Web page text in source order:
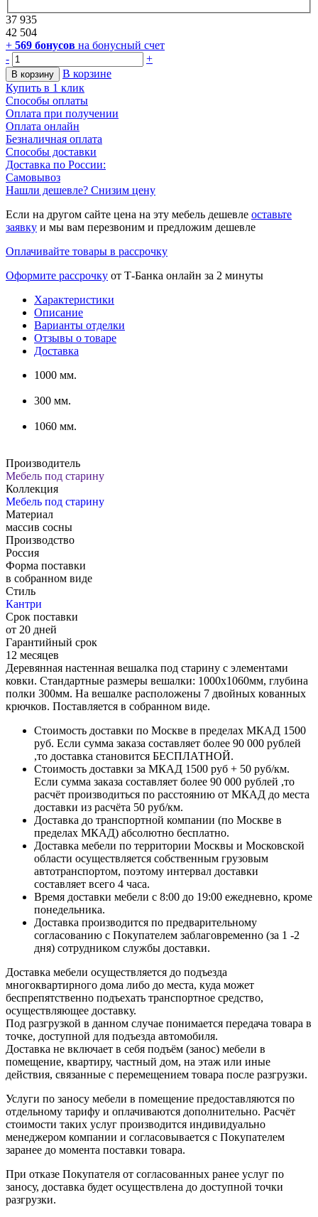
37 935
42 504
+ 569 бонусов на бонусный счет
-
+
В корзину
В корзине
Купить в 1 клик
Способы оплаты
Оплата при получении
Оплата онлайн
Безналичная оплата
Способы доставки
Доставка по России:
Самовывоз
Нашли дешевле? Снизим цену
Если на другом сайте цена на эту мебель дешевле оставьте
заявку и мы вам перезвоним и предложим дешевле
Оплачивайте товары в рассрочку
Оформите рассрочку от Т-Банка онлайн за 2 минуты
Характеристики
Описание
Варианты отделки
Отзывы о товаре
Доставка
1000 мм.
300 мм.
1060 мм.
Производитель
Мебель под старину
Коллекция
Мебель под старину
Материал
массив сосны
Производство
Россия
Форма поставки
в собранном виде
Стиль
Кантри
Срок поставки
от 20 дней
Гарантийный срок
12 месяцев
Деревянная настенная вешалка под старину с элементами
ковки. Стандартные размеры вешалки: 1000х1060мм, глубина
полки 300мм. На вешалке расположены 7 двойных кованных
крючков. Поставляется в собранном виде.
Стоимость доставки по Москве в пределах МКАД 1500
руб. Если сумма заказа составляет более 90 000 рублей
,то доставка становится БЕСПЛАТНОЙ.
Стоимость доставки за МКАД 1500 руб + 50 руб/км.
Если сумма заказа составляет более 90 000 рублей ,то
расчёт производиться по расстоянию от МКАД до места
доставки из расчёта 50 руб/км.
Доставка до транспортной компании (по Москве в
пределах МКАД) абсолютно бесплатно.
Доставка мебели по территории Москвы и Московской
области осуществляется собственным грузовым
автотранспортом, поэтому интервал доставки
составляет всего 4 часа.
Время доставки мебели с 8:00 до 19:00 ежедневно, кроме
понедельника.
Доставка производится по предварительному
согласованию с Покупателем заблаговременно (за 1 -2
дня) сотрудником службы доставки.
Доставка мебели осуществляется до подъезда
многоквартирного дома либо до места, куда может
беспрепятственно подъехать транспортное средство,
осуществляющее доставку.
Под разгрузкой в данном случае понимается передача товара в
точке, доступной для подъезда автомобиля.
Доставка не включает в себя подъём (занос) мебели в
помещение, квартиру, частный дом, на этаж или иные
действия, связанные с перемещением товара после разгрузки.
Услуги по заносу мебели в помещение предоставляются по
отдельному тарифу и оплачиваются дополнительно. Расчёт
стоимости таких услуг производится индивидуально
менеджером компании и согласовывается с Покупателем
заранее до момента поставки товара.
При отказе Покупателя от согласованных ранее услуг по
заносу, доставка будет осуществлена до доступной точки
разгрузки.